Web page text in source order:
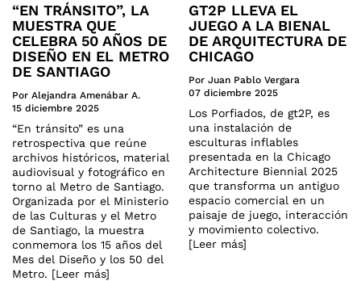
“EN TRÁNSITO”, LA
MUESTRA QUE
CELEBRA 50 AÑOS DE
DISEÑO EN EL METRO
DE SANTIAGO
Por Alejandra Amenábar A.
15 diciembre 2025
“En tránsito” es una
retrospectiva que reúne
archivos históricos, material
audiovisual y fotográfico en
torno al Metro de Santiago.
Organizada por el Ministerio
de las Culturas y el Metro
de Santiago, la muestra
conmemora los 15 años del
Mes del Diseño y los 50 del
Metro. [Leer más]
GT2P LLEVA EL
JUEGO A LA BIENAL
DE ARQUITECTURA DE
CHICAGO
Por Juan Pablo Vergara
07 diciembre 2025
Los Porfiados, de gt2P, es
una instalación de
esculturas inflables
presentada en la Chicago
Architecture Biennial 2025
que transforma un antiguo
espacio comercial en un
paisaje de juego, interacción
y movimiento colectivo.
[Leer más]